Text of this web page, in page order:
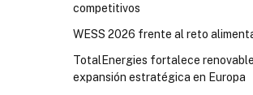
competitivos
WESS 2026 frente al reto
TotalEnergies fortalece
expansión estratégica en Europa